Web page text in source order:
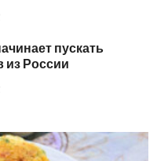
пускать
из России